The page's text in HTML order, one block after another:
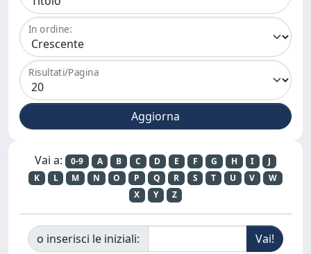
In ordine:
Risultati/Pagina
Vai a: 0-9 A B C D E F G H I
J
K
L M N O P Q R S T U V
W
X
Y Z
o inserisci le iniziali: